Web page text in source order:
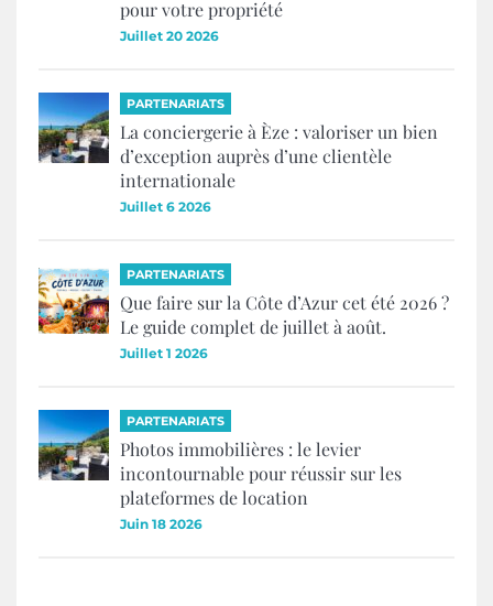
pour votre propriété
Juillet 20 2026
PARTENARIATS
La conciergerie à Èze : valoriser un bien
d’exception auprès d’une clientèle
internationale
Juillet 6 2026
PARTENARIATS
Que faire sur la Côte d’Azur cet été 2026 ?
Le guide complet de juillet à août.
Juillet 1 2026
PARTENARIATS
Photos immobilières : le levier
incontournable pour réussir sur les
plateformes de location
Juin 18 2026